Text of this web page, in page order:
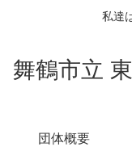
私達
舞鶴市立
団体概要